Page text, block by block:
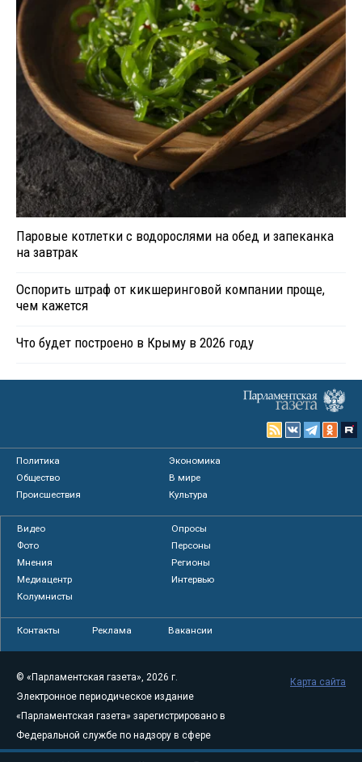
Паровые котлетки с водорослями на обед и запеканка
на завтрак
Оспорить штраф от кикшеринговой компании проще,
чем кажется
Что будет построено в Крыму в 2026 году
Политика
Экономика
Общество
В мире
Происшествия
Культура
Видео
Опросы
Фото
Персоны
Мнения
Регионы
Медиацентр
Интервью
Колумнисты
Контакты Реклама Вакансии
© «Парламентская газета», 2026 г.
Электронное периодическое издание
«Парламентская газета» зарегистрировано в
Федеральной службе по надзору в сфере
связи, информационных технологий и
Карта сайта